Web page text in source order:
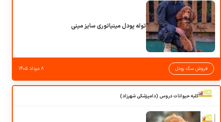
توله پودل مینیاتوری سایز مینی
فروش سگ پودل ۸ مرداد ۱۴۰۵
کلبه حیوانات دروس (دامپزشکی شهرزاد)